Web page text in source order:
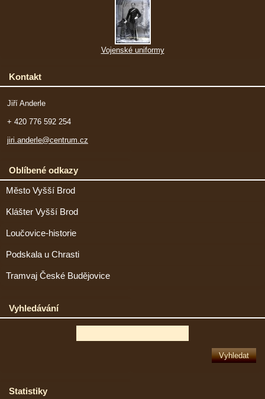
Vojenské uniformy
Kontakt
Jiří Anderle
+ 420 776 592 254
jiri.anderle@centrum.cz
Oblíbené odkazy
Město Vyšší Brod
Klášter Vyšší Brod
Loučovice-historie
Podskala u Chrasti
Tramvaj České Budějovice
Vyhledávání
Statistiky